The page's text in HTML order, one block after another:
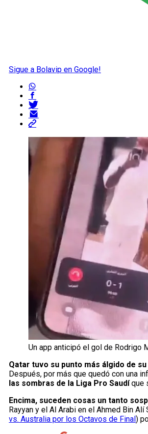
Sigue a Bolavip en Google!
Un app anticipó el gol de Rodrigo
Qatar tuvo su punto más álgido de
Después, por más que quedó con una
las sombras de la Liga Pro Saudíque
Encima, suceden cosas un tanto
Rayyan y el Al Arabi en el Ahmed Bin
vs. Australia por los Octavos de Final )